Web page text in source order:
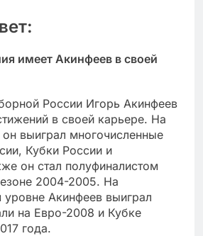
имеет Акинфеев в своей
России Игорь Акинфеев
в своей карьере. На
выиграл многочисленные
Кубки России и
он стал полуфиналистом
2004-2005. На
Акинфеев выиграл
на Евро-2008 и Кубке
года.